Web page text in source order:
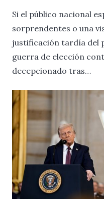
Si el público nacional
sorprendentes o una
justificación tardía del
guerra de elección
decepcionado tras…